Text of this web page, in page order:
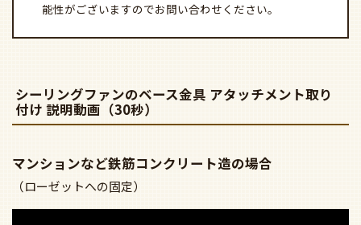
能性がございますのでお問い合わせください。
シーリングファンのベース金具 アタッチメント取り
付け 説明動画（30秒）
マンションなど鉄筋コンクリート造の場合
（ローゼットへの固定）